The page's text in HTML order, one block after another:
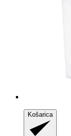
Košarica